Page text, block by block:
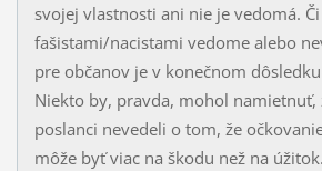
svojej vlast­nosti ani nie je vedomá.
fašistami/nacistami vedome alebo
pre občanov je v konečnom
Niekto by, pravda, mohol
poslanci nevedeli o tom, že
môže byť viac na škodu než na